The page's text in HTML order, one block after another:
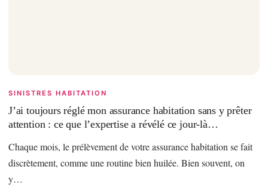
SINISTRES HABITATION
J’ai toujours réglé mon assurance habitation sans y prêter
attention : ce que l’expertise a révélé ce jour-là…
Chaque mois, le prélèvement de votre assurance habitation se fait
discrètement, comme une routine bien huilée. Bien souvent, on
y…